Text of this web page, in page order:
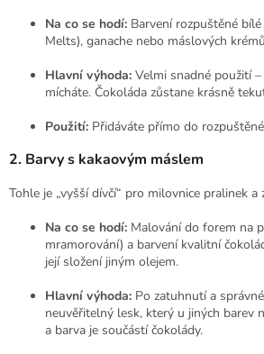
Na co se hodí: Barvení rozpuštěné
Melts), ganache nebo máslových
Hlavní výhoda: Velmi snadné použití
mícháte. Čokoláda zůstane krásně
Použití: Přidáváte přímo do
2. Barvy s kakaovým máslem
Tohle je „vyšší dívčí“ pro milovnice pralinek a
Na co se hodí: Malování do forem na
mramorování) a barvení kvalitní
její složení jiným olejem.
Hlavní výhoda: Po zatuhnutí a
neuvěřitelný lesk, který u jiných barev
a barva je součástí čokolády.